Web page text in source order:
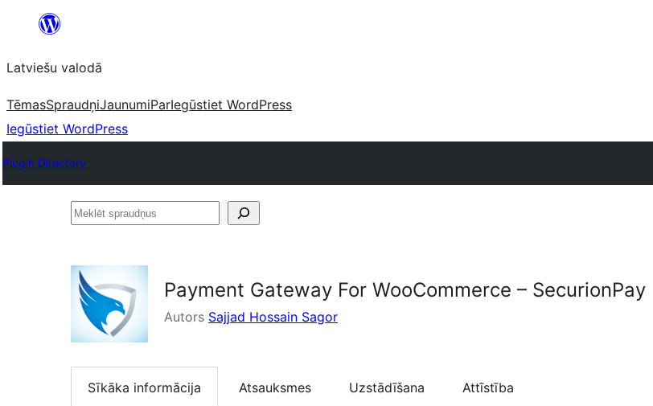
Pāriet
saturu
Latviešu valodā
TēmasSpraudņiJaunumiParIegūstiet WordPress
Iegūstiet WordPress
Plugin Directory
Meklēt
Payment Gateway For WooCommerce – SecurionPay
Autors Sajjad Hossain Sagor
Sīkāka informācija Atsauksmes Uzstādīšana Attīstība